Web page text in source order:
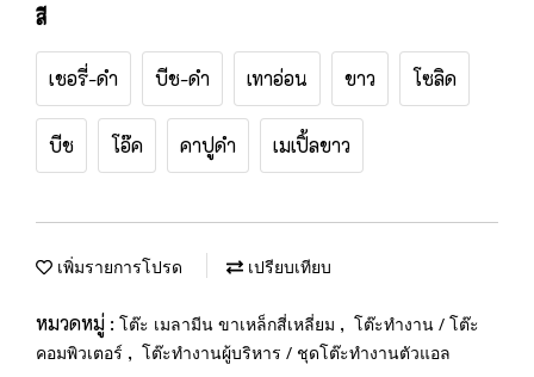
สี
เชอรี่-ดำ บีช-ดำ เทาอ่อน ขาว โซลิด
บีช โอ๊ค คาปูดำ เมเปิ้ลขาว
เพิ่มรายการโปรด เปรียบเทียบ
หมวดหมู่ : โต๊ะ เมลามีน ขาเหล็กสี่เหลี่ยม , โต๊ะทำงาน / โต๊ะ
คอมพิวเตอร์ , โต๊ะทำงานผู้บริหาร / ชุดโต๊ะทำงานตัวแอล